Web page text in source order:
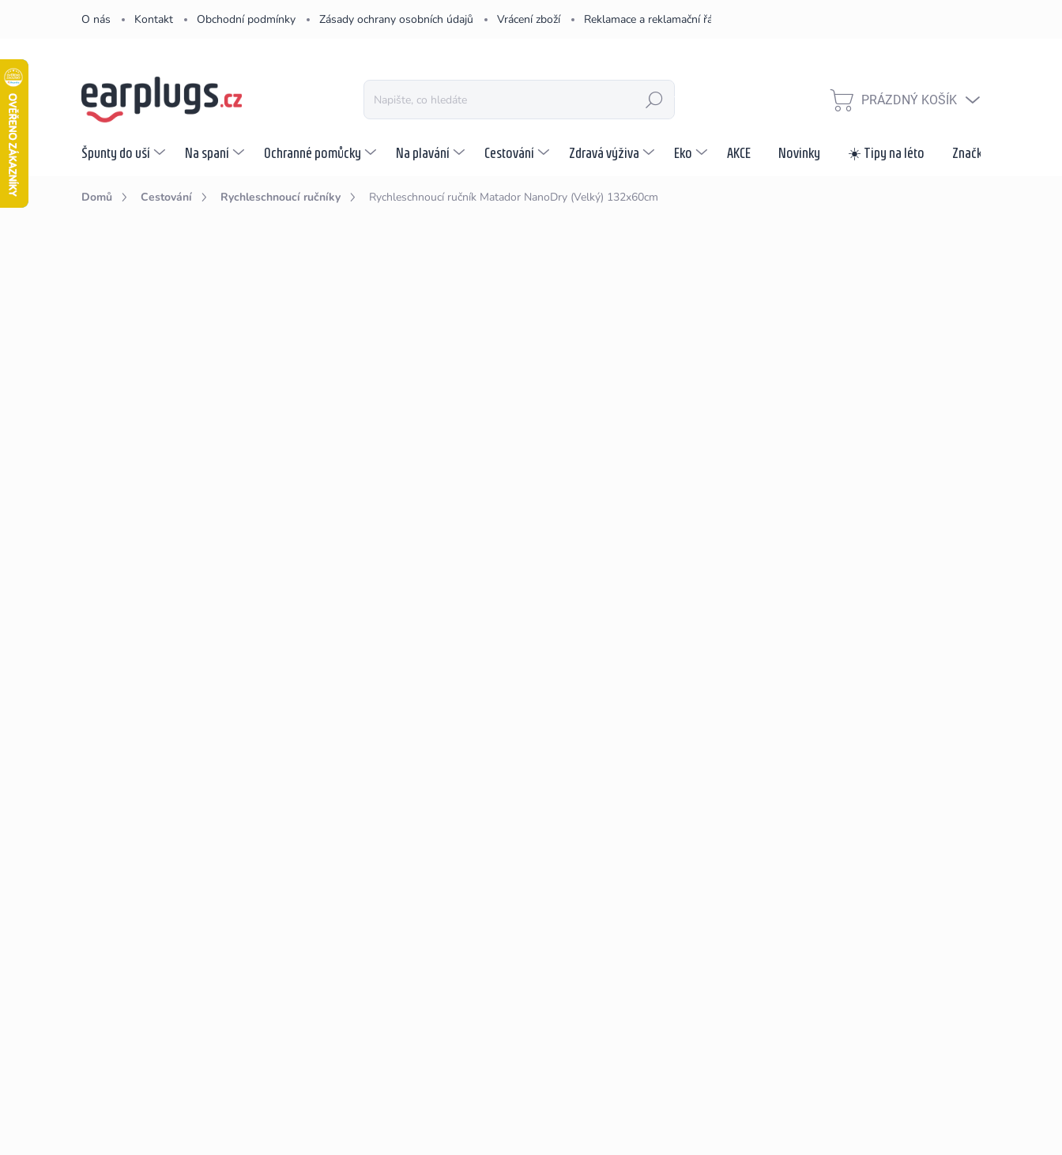
O nás Kontakt Obchodní podmínky Zásady ochrany osobních údajů Vrácení zboží Reklamace a reklamační řád
HLEDAT
NÁKUPNÍ
PRÁZDNÝ KOŠÍK
Špunty do uší Na spaní Ochranné pomůcky Na plavání Cestování Zdravá výživa Eko AKCE Novinky ☀️ Tipy na léto Značky
Domů Cestování Rychleschnoucí ručníky Rychleschnoucí ručník Matador NanoDry (Velký) 132x60cm